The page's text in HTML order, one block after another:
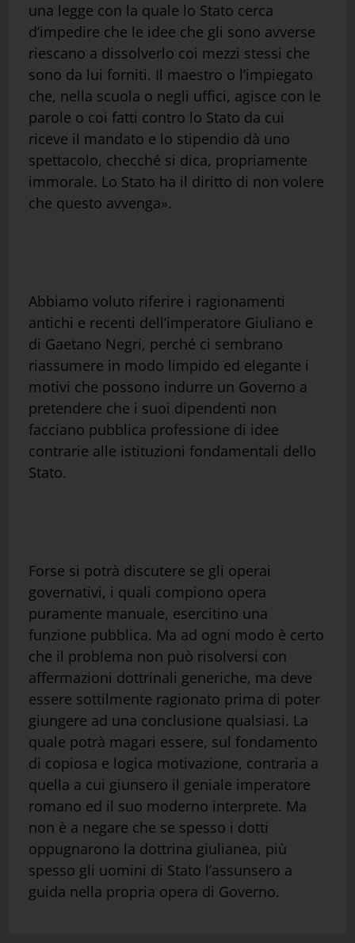
una legge con la quale lo Stato cerca
d’impedire che le idee che gli sono avverse
riescano a dissolverlo coi mezzi stessi che
sono da lui forniti. Il maestro o l’impiegato
che, nella scuola o negli uffici, agisce con le
parole o coi fatti contro lo Stato da cui
riceve il mandato e lo stipendio dà uno
spettacolo, checché si dica, propriamente
immorale. Lo Stato ha il diritto di non volere
che questo avvenga».
Abbiamo voluto riferire i ragionamenti
antichi e recenti dell’imperatore Giuliano e
di Gaetano Negri, perché ci sembrano
riassumere in modo limpido ed elegante i
motivi che possono indurre un Governo a
pretendere che i suoi dipendenti non
facciano pubblica professione di idee
contrarie alle istituzioni fondamentali dello
Stato.
Forse si potrà discutere se gli operai
governativi, i quali compiono opera
puramente manuale, esercitino una
funzione pubblica. Ma ad ogni modo è certo
che il problema non può risolversi con
affermazioni dottrinali generiche, ma deve
essere sottilmente ragionato prima di poter
giungere ad una conclusione qualsiasi. La
quale potrà magari essere, sul fondamento
di copiosa e logica motivazione, contraria a
quella a cui giunsero il geniale imperatore
romano ed il suo moderno interprete. Ma
non è a negare che se spesso i dotti
oppugnarono la dottrina giulianea, più
spesso gli uomini di Stato l’assunsero a
guida nella propria opera di Governo.